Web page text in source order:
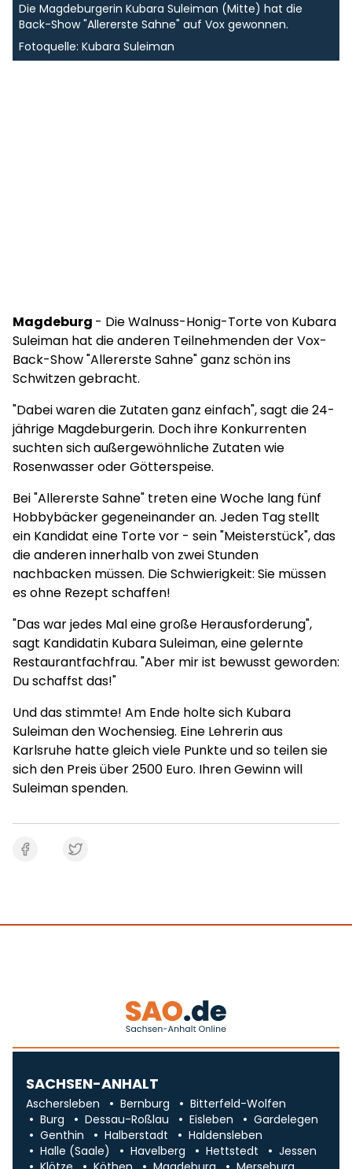
Die Magdeburgerin Kubara Suleiman (Mitte) hat die
Back-Show "Allererste Sahne" auf Vox gewonnen.
Fotoquelle: Kubara Suleiman
Magdeburg - Die Walnuss-Honig-Torte von Kubara
Suleiman hat die anderen Teilnehmenden der Vox-
Back-Show "Allererste Sahne" ganz schön ins
Schwitzen gebracht.
"Dabei waren die Zutaten ganz einfach", sagt die 24-
jährige Magdeburgerin. Doch ihre Konkurrenten
suchten sich außergewöhnliche Zutaten wie
Rosenwasser oder Götterspeise.
Bei "Allererste Sahne" treten eine Woche lang fünf
Hobbybäcker gegeneinander an. Jeden Tag stellt
ein Kandidat eine Torte vor - sein "Meisterstück", das
die anderen innerhalb von zwei Stunden
nachbacken müssen. Die Schwierigkeit: Sie müssen
es ohne Rezept schaffen!
"Das war jedes Mal eine große Herausforderung",
sagt Kandidatin Kubara Suleiman, eine gelernte
Restaurantfachfrau. "Aber mir ist bewusst geworden:
Du schaffst das!"
Und das stimmte! Am Ende holte sich Kubara
Suleiman den Wochensieg. Eine Lehrerin aus
Karlsruhe hatte gleich viele Punkte und so teilen sie
sich den Preis über 2500 Euro. Ihren Gewinn will
Suleiman spenden.
SACHSEN-ANHALT
Aschersleben Bernburg
Bitterfeld-Wolfen
Burg
Dessau-Roßlau Eisleben
Gardelegen
Genthin
Halberstadt
Haldensleben
Halle (Saale)
Havelberg Hettstedt
Jessen